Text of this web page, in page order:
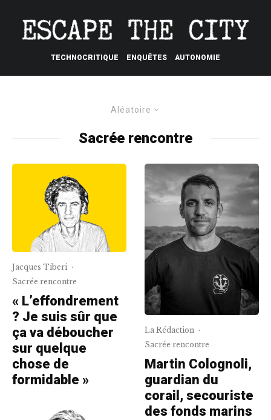
TECHNOCRITIQUE ENQUÊTES AUTONOMIE
Aléatoire
Sacrée rencontre
Jacques Tiberi ·
Sacrée rencontre
« L’effondrement
? Je suis sûr que
ça va déboucher
sur quelque
chose de
formidable »
La Rédaction ·
Sacrée rencontre
Martin Colognoli,
guardian du
corail, secouriste
des fonds marins